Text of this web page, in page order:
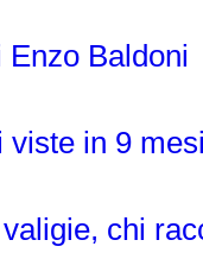
Baldoni
viste in 9
valigie, chi